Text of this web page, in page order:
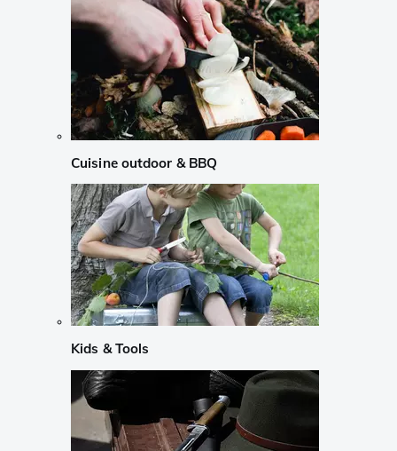
Cuisine outdoor & BBQ
Kids & Tools